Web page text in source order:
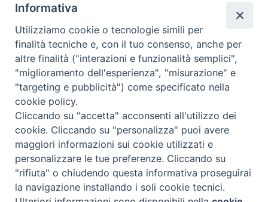
Abbonamenti
Abbonamento Annuale Digitale
Abbonamento Annuale Cartaceo
Abbonamento Singola Copia Digitale
Redazione: Pavia, Piazza Duomo 11 - tel. 0382.24736 -
amministrazione@ilticino.it - repossi@ilticino.it - P.
IVA: 00213430184
Informativa
Utilizziamo cookie o tecnologie simili per
finalità tecniche e, con il tuo consenso, anche per
altre finalità ("interazioni e funzionalità semplici",
"miglioramento dell'esperienza", "misurazione" e
"targeting e pubblicità") come specificato nella
cookie policy.
Cliccando su "accetta" acconsenti all'utilizzo dei
cookie. Cliccando su "personalizza" puoi avere
maggiori informazioni sui cookie utilizzati e
personalizzare le tue preferenze. Cliccando su
"rifiuta" o chiudendo questa informativa proseguirai
la navigazione installando i soli cookie tecnici.